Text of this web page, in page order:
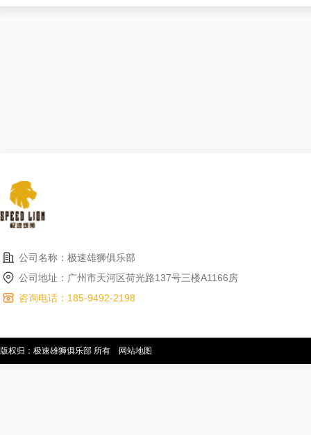
公司名称：极速雄狮俱乐部
公司地址：广州市天河区荷光路137号三楼A1166房
咨询电话：185-9492-2198
版权归：极速雄狮俱乐部 所有 网站地图